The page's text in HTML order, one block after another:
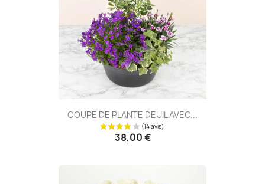
COUPE DE PLANTE DEUIL AVEC...
38,00 €